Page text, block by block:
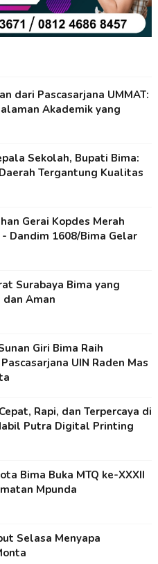
dari Pascasarjana UMMAT:
Akademik yang
Sekolah, Bupati Bima:
Tergantung Kualitas
Gerai Kopdes Merah
Dandim 1608/Bima Gelar
Surabaya Bima yang
dan Aman
Giri Bima Raih
UIN Raden Mas
Rapi, dan Terpercaya di
Putra Digital Printing
Bima Buka MTQ ke-XXXII
Mpunda
Selasa Menyapa